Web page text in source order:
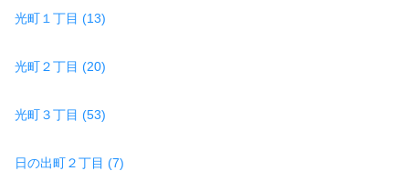
光町１丁目 (13)
光町２丁目 (20)
光町３丁目 (53)
日の出町２丁目 (7)